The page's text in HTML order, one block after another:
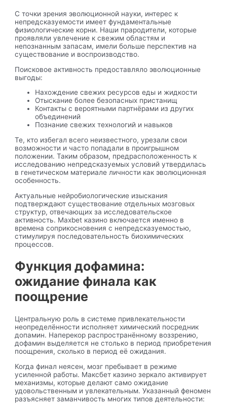
С точки зрения эволюционной науки, интерес к
непредсказуемости имеет фундаментальные
физиологические корни. Наши прародители, которые
проявляли увлечение к свежим областям и
непознанным запасам, имели больше перспектив на
существование и воспроизводство.
Поисковое активность предоставляло эволюционные
выгоды:
Нахождение свежих ресурсов еды и жидкости
Отыскание более безопасных пристанищ
Контакты с вероятными партнёрами из других
объединений
Познание свежих технологий и навыков
Те, кто избегал всего неизвестного, урезали свои
возможности и часто попадали в проигрышном
положении. Таким образом, предрасположенность к
исследованию непредсказуемых условий утвердилась
в генетическом материале личности как эволюционная
особенность.
Актуальные нейробиологические изыскания
подтверждают существование отдельных мозговых
структур, отвечающих за исследовательское
активность. Maxbet казино включается именно в
времена соприкосновения с непредсказуемостью,
стимулируя последовательность биохимических
процессов.
Функция дофамина:
ожидание финала как
поощрение
Центральную роль в системе привлекательности
неопределённости исполняет химический посредник
допамин. Наперекор распространённому воззрению,
дофамин выделяется не столько в период приобретения
поощрения, сколько в период её ожидания.
Когда финал неясен, мозг пребывает в режиме
усиленной работы. Максбет казино зеркало активирует
механизмы, которые делают само ожидание
удовольственным и увлекательным. Указанный феномен
разъясняет заманчивость многих типов деятельности: